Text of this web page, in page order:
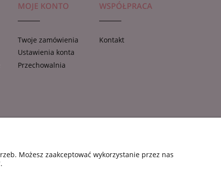
MOJE KONTO
Twoje zamówienia
Ustawienia konta
Przechowalnia
WSPÓŁPRACA
Kontakt
Możesz zaakceptować wykorzystanie przez nas